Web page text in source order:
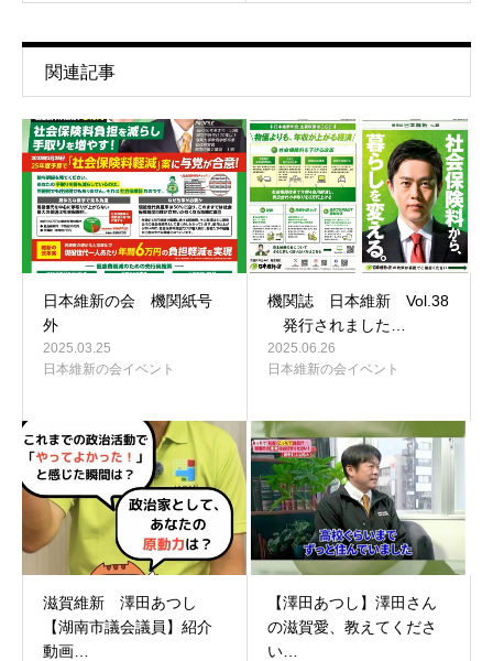
関連記事
日本維新の会 機関紙号
外
2025.03.25
日本維新の会イベント
機関誌 日本維新 Vol.38
発行されました…
2025.06.26
日本維新の会イベント
滋賀維新 澤田あつし
【湖南市議会議員】紹介
動画…
【澤田あつし】澤田さん
の滋賀愛、教えてくださ
い…